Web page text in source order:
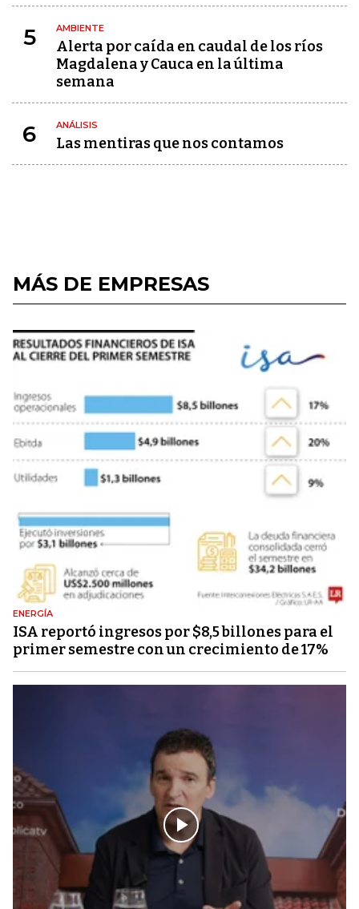
5 AMBIENTE
Alerta por caída en caudal de los ríos
Magdalena y Cauca en la última
semana
6 ANÁLISIS
Las mentiras que nos contamos
MÁS DE EMPRESAS
ENERGÍA
ISA reportó ingresos por $8,5 billones para el
primer semestre con un crecimiento de 17%